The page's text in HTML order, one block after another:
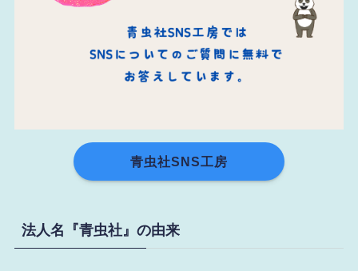
青虫社SNS工房
法人名『青虫社』の由来